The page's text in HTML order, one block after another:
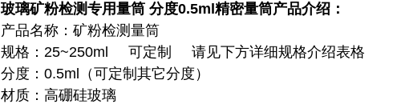
玻璃矿粉检测专用量筒 分度0.5ml精密量筒产品介绍：
产品名称：矿粉检测量筒
规格：25~250ml 可定制 请见下方详细规格介绍表格
分度：0.5ml（可定制其它分度）
材质：高硼硅玻璃